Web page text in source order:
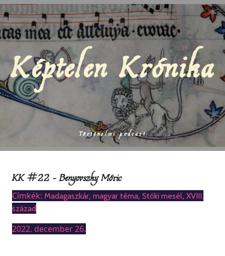
Képtelen Krónika
Történelmi podcast
KK #22 – Benyovszky Móric
Címkék: Madagaszkár, magyar téma, Stöki mesél, XVIII.
század
2022. december 26.